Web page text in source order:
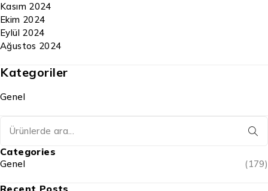
Kasım 2024
Ekim 2024
Eylül 2024
Ağustos 2024
Kategoriler
Genel
Categories
Genel (179)
Recent Posts